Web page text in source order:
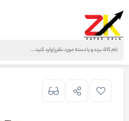
خانه لوازم بادی دانگ فنگ